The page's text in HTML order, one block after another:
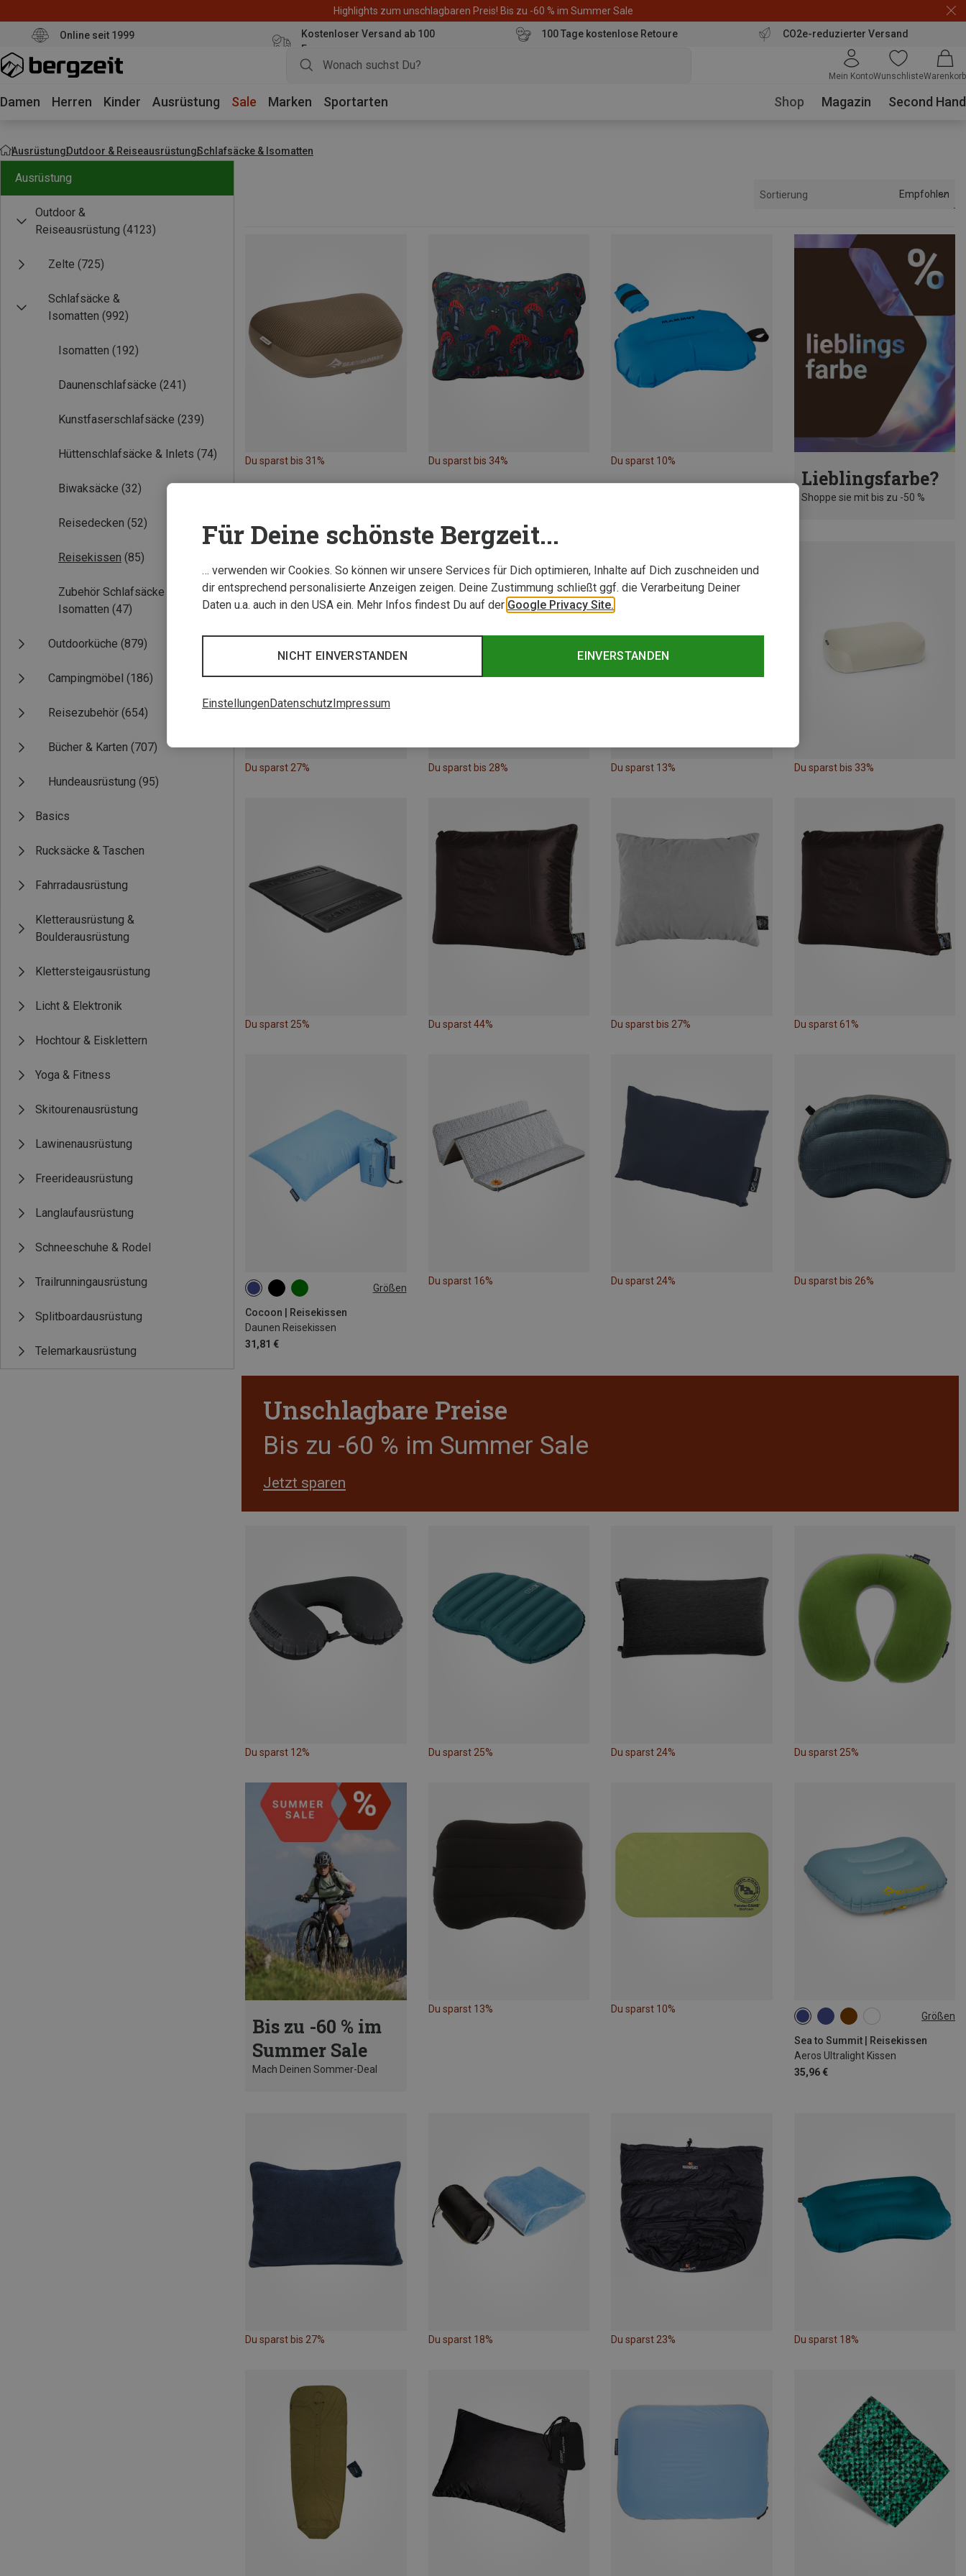
Highlights zum unschlagbaren Preis! Bis zu -60 % im Summer Sale
Online seit 1999
Kostenloser Versand ab 100
Euro
100 Tage kostenlose Retoure CO2e-reduzierter Versand
Mein KontoWunschlisteWarenkorb
Damen Herren Kinder Ausrüstung Sale Marken Sportarten Shop Magazin Second Hand
AusrüstungOutdoor & ReiseausrüstungSchlafsäcke & Isomatten
Ausrüstung
Outdoor &
Reiseausrüstung (4123)
Zelte (725)
Schlafsäcke &
Isomatten (992)
Isomatten (192)
Daunenschlafsäcke (241)
Kunstfaserschlafsäcke (239)
Hüttenschlafsäcke & Inlets (74)
Biwaksäcke (32)
Reisedecken (52)
Reisekissen (85)
Zubehör Schlafsäcke &
Isomatten (47)
Outdoorküche (879)
Campingmöbel (186)
Reisezubehör (654)
Bücher & Karten (707)
Hundeausrüstung (95)
Basics
Rucksäcke & Taschen
Fahrradausrüstung
Kletterausrüstung &
Boulderausrüstung
Klettersteigausrüstung
Licht & Elektronik
Hochtour & Eisklettern
Yoga & Fitness
Skitourenausrüstung
Lawinenausrüstung
Freerideausrüstung
Langlaufausrüstung
Schneeschuhe & Rodel
Trailrunningausrüstung
Splitboardausrüstung
Telemarkausrüstung
Sortierung Empfohlen
Du sparst bis 31% Du sparst bis 34% Du sparst 10%
Lieblingsfarbe?
Shoppe sie mit bis zu -50 %
Du sparst 27% Du sparst bis 28% Du sparst 13% Du sparst bis 33%
Du sparst 25% Du sparst 44% Du sparst bis 27% Du sparst 61%
Größen
Cocoon | Reisekissen
Daunen Reisekissen
31,81 €
S
Du sparst 16% Du sparst 24% Du sparst bis 26%
Unschlagbare Preise
Bis zu -60 % im Summer Sale
Jetzt sparen
Du sparst 12% Du sparst 25% Du sparst 24% Du sparst 25%
Bis zu -60 % im
Summer Sale
Mach Deinen Sommer-Deal
Du sparst 13% Du sparst 10%
Größen
Sea to Summit | Reisekissen
Aeros Ultralight Kissen
35,96 €
REGULAR
Du sparst bis 27% Du sparst 18% Du sparst 23% Du sparst 18%
Für Deine schönste Bergzeit...
… verwenden wir Cookies. So können wir unsere Services für Dich optimieren, Inhalte auf Dich zuschneiden und
dir entsprechend personalisierte Anzeigen zeigen. Deine Zustimmung schließt ggf. die Verarbeitung Deiner
Daten u.a. auch in den USA ein. Mehr Infos findest Du auf der Google Privacy Site.
EINVERSTANDEN
NICHT EINVERSTANDEN
EinstellungenDatenschutzImpressum